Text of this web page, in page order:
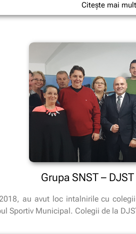
Citește mai mult
Grupa SNST –
au avut loc intalnirile cu
Sportiv Municipal. Colegii de la